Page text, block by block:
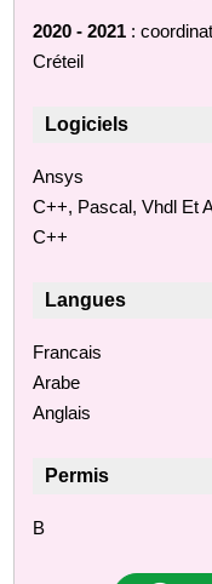
2020 - 2021 :
Créteil
Logiciels
Ansys
C++, Pascal, Vhdl Et
C++
Langues
Francais
Arabe
Anglais
Permis
B